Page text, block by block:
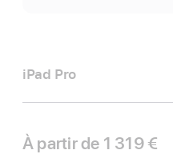
iPad Pro
À partir de 1 319 €